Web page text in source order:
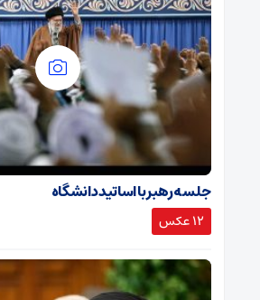
جلسه رهبر با اساتید دانشگاه
12 عکس